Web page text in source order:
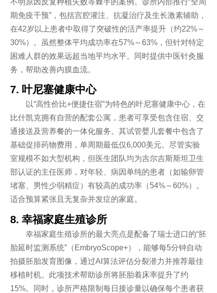
期免疫干预”，包括宫腔灌注、抗凝治疗及生长激素辅助，
在42岁以上患者中取得了突破性的活产率提升（约22%～
30%）。虽然整体平均成功率在57%～63%，但针对特定
困难人群的效果远超当地平均水平。同时提供中医针灸服
务，帮助改善内膜血流。
7. 叶尼塞健康中心
以“高性价比+便捷住宿”为特色的叶尼塞健康中心，在
比什凯克拥有自营的配套公寓，患者可享受包含住宿、交
通接送及营养餐的一体化服务。其试管婴儿套餐中包含了
基础促排药物费用，单周期最低仅6,000美元。尽管实验
室规模不如大型机构，但医生团队均为吉尔吉斯斯坦卫生
部认证的主任医师，对年轻、病因单纯的患者（如输卵管
堵塞、男性少弱精症）有较高的成功率（54%～60%）。
适合预算紧张且无复杂并发症的家庭。
8. 幸福家庭生殖诊所
幸福家庭生殖诊所的最大亮点是配备了瑞士进口的“胚
胎延时监测系统”（EmbryoScope+），能够每5分钟自动
拍摄胚胎发育图像，通过AI算法评估分裂潜力并推荐最佳
移植时机。此项技术帮助诊所将胚胎着床率提升了约
15%。同时，诊所严格限制每日接诊量以确保每个患者获